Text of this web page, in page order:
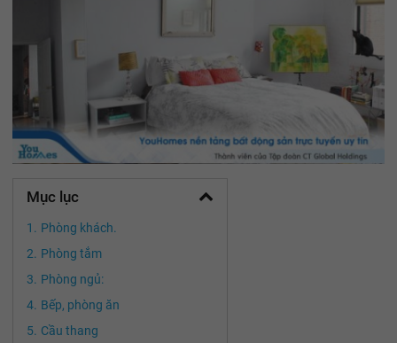
Mục lục
Phòng khách.
Phòng tắm
Phòng ngủ:
Bếp, phòng ăn
Cầu thang